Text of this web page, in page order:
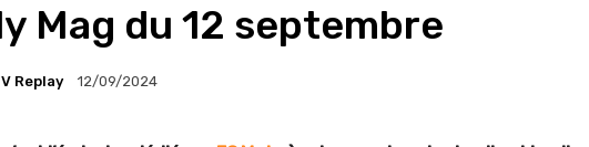
Mag du 12 septembre
Replay 12/09/2024